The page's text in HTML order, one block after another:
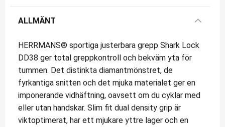
ALLMÄNT
HERRMANS® sportiga justerbara grepp Shark Lock
DD38 ger total greppkontroll och bekväm yta för
tummen. Det distinkta diamantmönstret, de
fyrkantiga snitten och det mjuka materialet ger en
imponerande vidhäftning, oavsett om du cyklar med
eller utan handskar. Slim fit dual density grip är
viktoptimerat, har ett mjukare yttre lager och en